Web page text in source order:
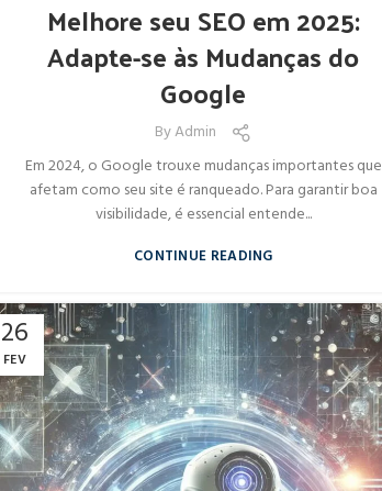
Melhore seu SEO em 2025:
Adapte-se às Mudanças do
Google
ByAdmin
Em 2024, o Google trouxe mudanças importantes que
afetam como seu site é ranqueado. Para garantir boa
visibilidade, é essencial entende...
CONTINUE READING
26
FEV